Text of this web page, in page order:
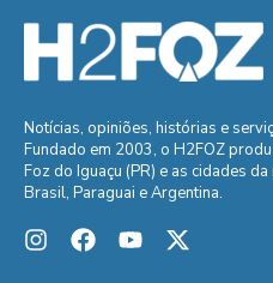
Notícias, opiniões, histórias e
Fundado em 2003, o H2FOZ
Foz do Iguaçu (PR) e as cidades
Brasil, Paraguai e Argentina.